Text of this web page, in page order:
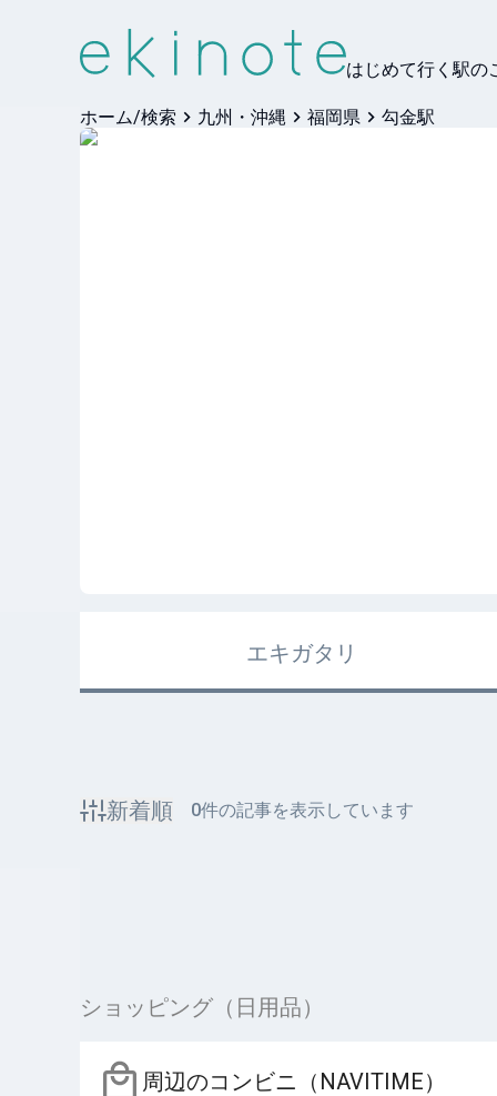
はじめて行く駅の
ホーム/検索 九州・沖縄 福岡県 勾金駅
エキガタリ
新着順 0件の記事を表示しています
ショッピング（日用品）
周辺のコンビニ（NAVITIME）